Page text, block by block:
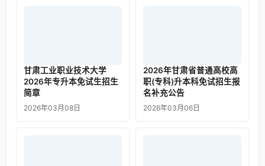
甘肃工业职业技术大学
2026年专升本免试生招生
简章
2026年03月08日
2026年甘肃省普通高校高
职(专科)升本科免试招生报
名补充公告
2026年03月06日